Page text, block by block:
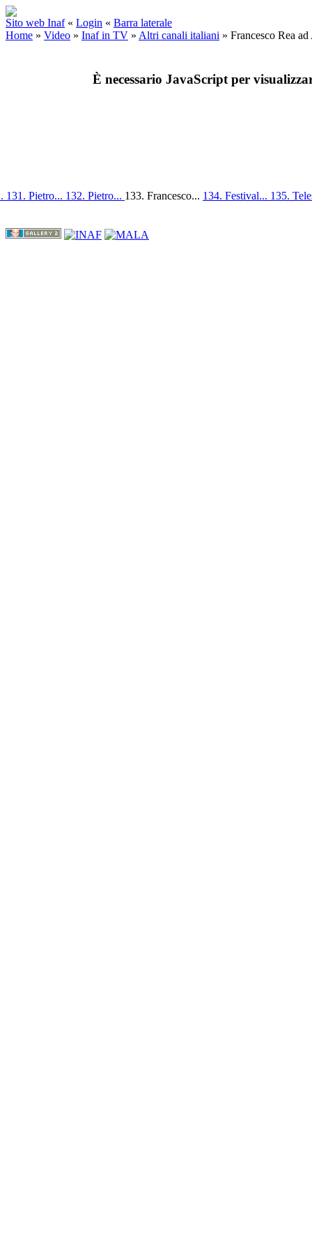
Sito web Inaf « Login « Barra laterale
Home » Video » Inaf in TV » Altri canali italiani » Francesco Rea
È necessario JavaScript per
131. Pietro... 132. Pietro... 133. Francesco... 134. Festival... 135.